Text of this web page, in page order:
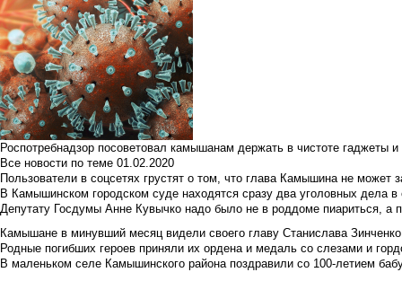
Роспотребнадзор посоветовал камышанам держать в чистоте гаджеты
Все новости по теме 01.02.2020
Пользователи в соцсетях грустят о том, что глава Камышина не может
В Камышинском городском суде находятся сразу два уголовных дела
Депутату Госдумы Анне Кувычко надо было не в роддоме пиариться, а
Камышане в минувший месяц видели своего главу Станислава Зинченко
Родные погибших героев приняли их ордена и медаль со слезами и
В маленьком селе Камышинского района поздравили со 100-летием